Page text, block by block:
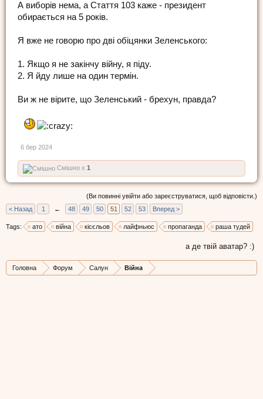
А виборів нема, а Стаття 103 каже - президент
обирається на 5 років.
Я вже не говорю про дві обіцянки Зеленського:
1. Якщо я не закінчу війну, я піду.
2. Я йду лише на один термін.
Ви ж не вірите, що Зеленський - брехун, правда?
6 бер 2024
Смішно x 1
(Ви повинні увійти або зареєструватися, щоб відповісти.)
< Назад
1 ← 48 49 50 51 52 53 Вперед >
Tags: ато війна кісєльов лайфньюс пропаганда раша тудей
а де твій аватар? :)
Головна Форум Салун Війна